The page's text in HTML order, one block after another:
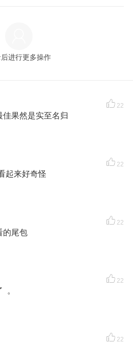
进行更多操作
22
果然是实至名归
22
起来好奇怪
22
的尾包
22
。
22